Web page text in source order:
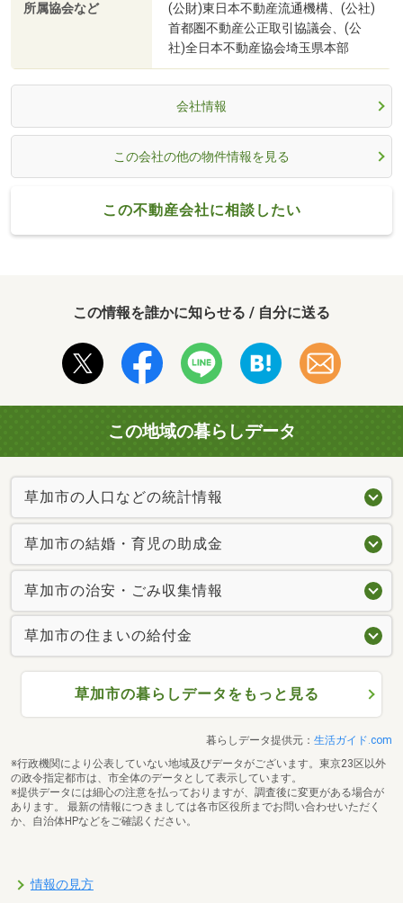
所属協会など
(公財)東日本不動産流通機構、(公社)
首都圏不動産公正取引協議会、(公
社)全日本不動産協会埼玉県本部
会社情報
この会社の他の物件情報を見る
この不動産会社に相談したい
この情報を誰かに知らせる / 自分に送る
この地域の暮らしデータ
草加市の人口などの統計情報
草加市の結婚・育児の助成金
草加市の治安・ごみ収集情報
草加市の住まいの給付金
草加市の暮らしデータをもっと見る
暮らしデータ提供元： 生活ガイド.com
※行政機関により公表していない地域及びデータがございます。東京23区以外
の政令指定都市は、市全体のデータとして表示しています。
※提供データには細心の注意を払っておりますが、調査後に変更がある場合が
あります。 最新の情報につきましては各市区役所までお問い合わせいただく
か、自治体HPなどをご確認ください。
情報の見方